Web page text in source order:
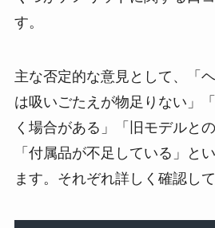
す​。
主な否定的な意見として、「
は吸いごたえが物足りない」
く場合がある」「旧モデルと
「付属品が不足している」と
ます。それぞれ詳しく確認し